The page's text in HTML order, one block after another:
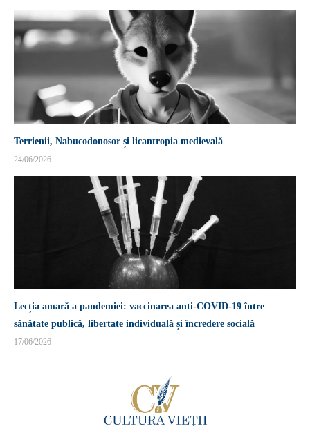
Terrienii, Nabucodonosor și licantropia medievală
24/06/2026
Lecția amară a pandemiei: vaccinarea anti-COVID-19 între
sănătate publică, libertate individuală și încredere socială
17/06/2026